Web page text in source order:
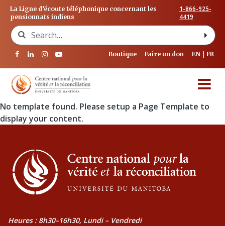
La Ligne d’écoute téléphonique concernant les
pensionnats indiens
1-866-925-
4419
Search for:
Boutique Faire un don EN FR
No template found. Please setup a Page Template to
display your content.
Heures : 8h30–16h30, Lundi – Vendredi